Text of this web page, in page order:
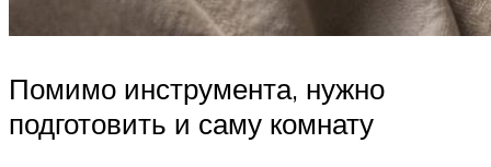
Помимо инструмента, нужно
подготовить и саму комнату